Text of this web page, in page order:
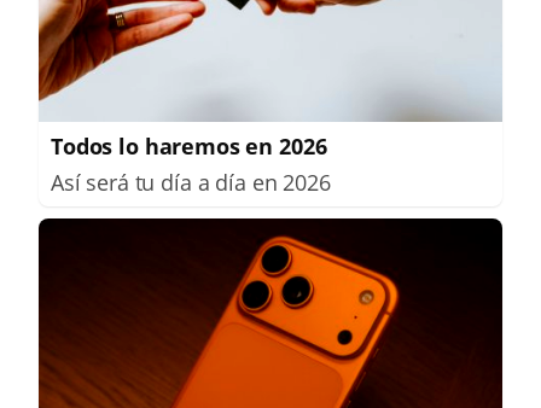
Todos lo haremos en 2026
Así será tu día a día en 2026